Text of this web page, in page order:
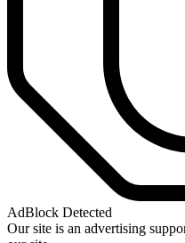
AdBlock Detected
Our site is an advertising